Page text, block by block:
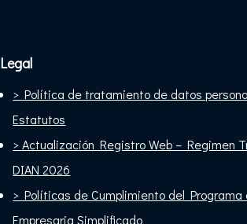
Legal
> Política de tratamiento de datos
Estatutos
> Actualización Registro Web – Regimen
DIAN 2026
> Políticas de Cumplimiento del
Empresaria Simplificado